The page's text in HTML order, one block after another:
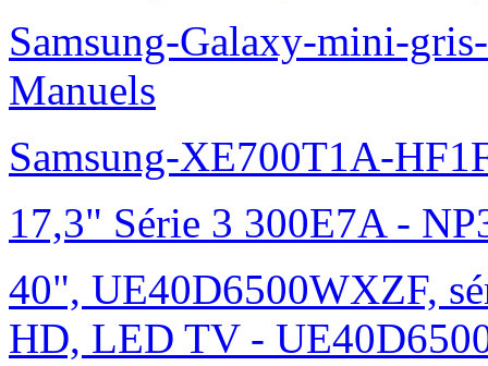
Samsung-Galaxy-mini-
Manuels
Samsung-XE700T1A-
17,3" Série 3 300E7A -
40", UE40D6500WXZF,
HD, LED TV -